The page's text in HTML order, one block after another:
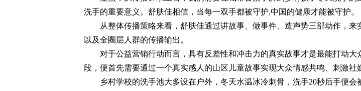
洗手的重要意义。舒肤佳相信，当每一双手都被守护,中国的健康才能被守护。
从整体传播策略来看，舒肤佳通过讲故事、做事件、造声势三部动作，来
以及全圈层人群的传播输出。
对于公益营销行动而言，具有反差性和冲击力的真实故事才是最能打动大
段，便首先需要通过一个真实感人的山区儿童故事实现大众情感共鸣、刺激社
乡村学校的洗手池大多设在户外，冬天水温冰冷刺骨，洗手20秒后手便会